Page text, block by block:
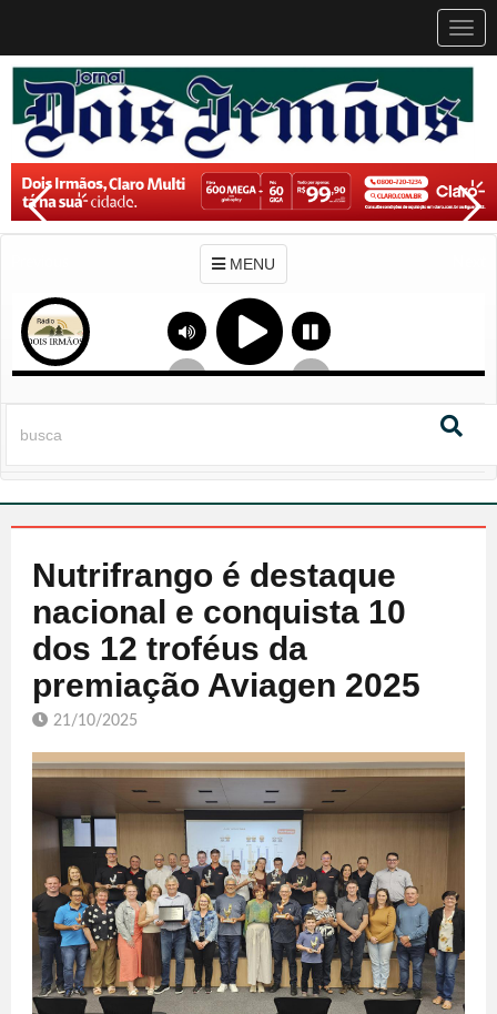
MENU
Nutrifrango é destaque
nacional e conquista 10
dos 12 troféus da
premiação Aviagen 2025
21/10/2025